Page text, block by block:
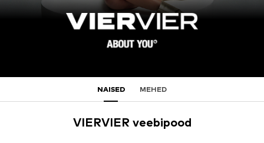
NAISED MEHED
VIERVIER veebipood